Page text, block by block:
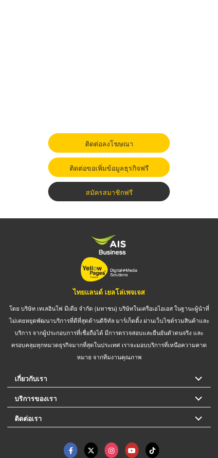
ติดต่อลงโฆษณา
ติดต่อขอเพิ่มข้อมูลธุรกิจฟรี
สมัครสมาชิกฟรี
ไทยแลนด์ เยลโล่เพจเจส
โดย บริษัท เทเลอินโฟ มีเดีย จำกัด (มหาชน) บริษัทในเครือเอไอเอส ในฐานะผู้นำที่
ไม่เคยหยุดพัฒนาบริการที่ดีที่สุดด้านดิจิทัล มาร์เก็ตติ้ง ผ่านเว็บไซต์รวมสินค้าและ
บริการ จากผู้ประกอบการที่เชื่อถือได้ มีการตรวจสอบและยืนยันตัวตนจริง และ
ครอบคลุมทุกหมวดธุรกิจมากที่สุดในประเทศ เราจะมอบบริการที่เหนือความคาด
หมาย จากทีมงานคุณภาพ
เกี่ยวกับเรา
บริการของเรา
ติดต่อเรา